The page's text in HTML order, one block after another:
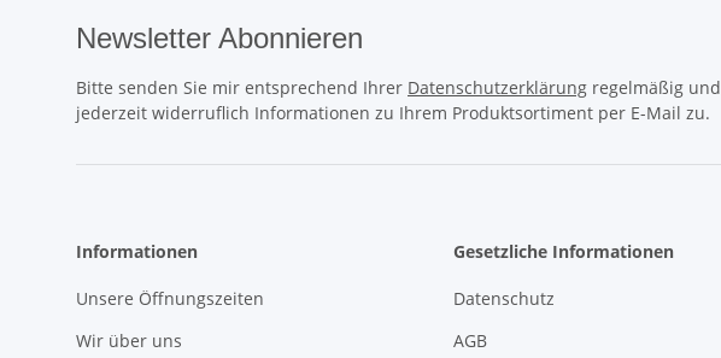
Newsletter Abonnieren
Bitte senden Sie mir entsprechend Ihrer Datenschutzerklärung regelmäßig und
jederzeit widerruflich Informationen zu Ihrem Produktsortiment per E-Mail zu.
Informationen
Unsere Öffnungszeiten
Wir über uns
Gesetzliche Informationen
Datenschutz
AGB